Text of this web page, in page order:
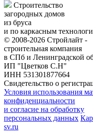
Строительство
загородных домов
из бруса
и по каркасным
© 2008-2026 Стройлайт -
строительная компания
в СПб и Ленинградской
ИП "Цветков С.Н"
ИНН 531301877664
Свидетельство о
Условия использования
конфиденциальности
и согласие на обработку
персональных данных
sv.ru